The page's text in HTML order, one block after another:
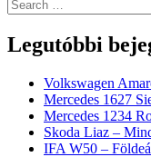
Legutóbbi
Volkswagen
Mercedes 1627
Mercedes 1234
Skoda Liaz –
IFA W50 –